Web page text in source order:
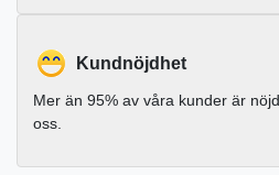
Kundnöjdhet
Mer än 95% av våra kunder är
oss.